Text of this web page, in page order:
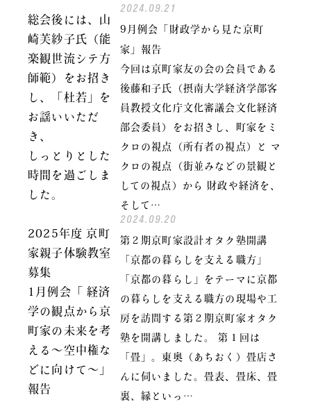
総会後には、山
崎芙紗子氏（能
楽観世流シテ方
師範）をお招き
し、「杜若」を
お謡いいただ
き、
しっとりとした
時間を過ごしま
した。
2025年度 京町
家親子体験教室
募集
1月例会「 経済
学の観点から京
町家の未来を考
える〜空中権な
どに向けて〜」
報告
2024.09.21
9月例会「財政学から見た京町
家」報告
今回は京町家友の会の会員である
後藤和子氏（摂南大学経済学部客
員教授文化庁文化審議会文化経済
部会委員）をお招きし、町家をミ
クロの視点（所有者の視点）と マ
クロの視点（街並みなどの景観と
しての視点）から 財政や経済を、
そして…
2024.09.20
第２期京町家設計オタク塾開講
「京都の暮らしを支える職方」
「京都の暮らし」をテーマに京都
の暮らしを支える職方の現場や工
房を訪問する第２期京町家オタク
塾を開講しました。 第１回は
「畳」。東奥（あちおく）畳店さ
んに伺いました。畳表、畳床、畳
裏、縁といっ…